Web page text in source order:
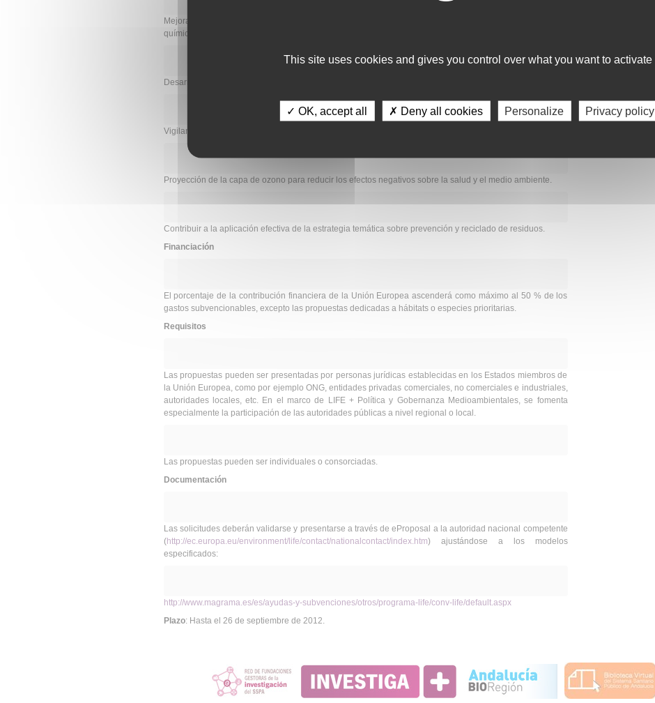
Mejorar la proyección del medio ambiente y la salud frente a los riesgos que suponen los productos
químicos a más tardar en 2020….y de los plaguicidas.
Desarrollar información de bases para la política en materia de medio ambiente y salud.
Vigilancia biológica humana e interrelación de datos sobre medio ambiente y salud.
Proyección de la capa de ozono para reducir los efectos negativos sobre la salud y el medio ambiente.
Contribuir a la aplicación efectiva de la estrategia temática sobre prevención y reciclado de residuos.
Financiación
El porcentaje de la contribución financiera de la Unión Europea ascenderá como máximo al 50 % de los
gastos subvencionables, excepto las propuestas dedicadas a hábitats o especies prioritarias.
Requisitos
Las propuestas pueden ser presentadas por personas jurídicas establecidas en los Estados miembros de
la Unión Europea, como por ejemplo ONG, entidades privadas comerciales, no comerciales e industriales,
autoridades locales, etc. En el marco de LIFE + Política y Gobernanza Medioambientales, se fomenta
especialmente la participación de las autoridades públicas a nivel regional o local.
Las propuestas pueden ser individuales o consorciadas.
Documentación
Las solicitudes deberán validarse y presentarse a través de eProposal a la autoridad nacional competente
(http://ec.europa.eu/environment/life/contact/nationalcontact/index.htm) ajustándose a los modelos
especificados:
http://www.magrama.es/es/ayudas-y-subvenciones/otros/programa-life/conv-life/default.aspx
Plazo: Hasta el 26 de septiembre de 2012.
This site uses cookies and gives you control over what you want to activate
✓ OK, accept all ✗ Deny all cookies Personalize Privacy policy